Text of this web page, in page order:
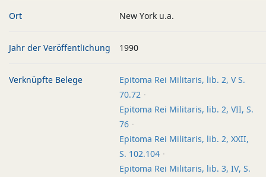
Ort New York u.a.
Jahr der Veröffentlichung 1990
Verknüpfte Belege
Epitoma Rei Militaris, lib. 2, V S.
70.72
Epitoma Rei Militaris, lib. 2, VII, S.
76
Epitoma Rei Militaris, lib. 2, XXII,
S. 102.104
Epitoma Rei Militaris, lib. 3, IV, S.